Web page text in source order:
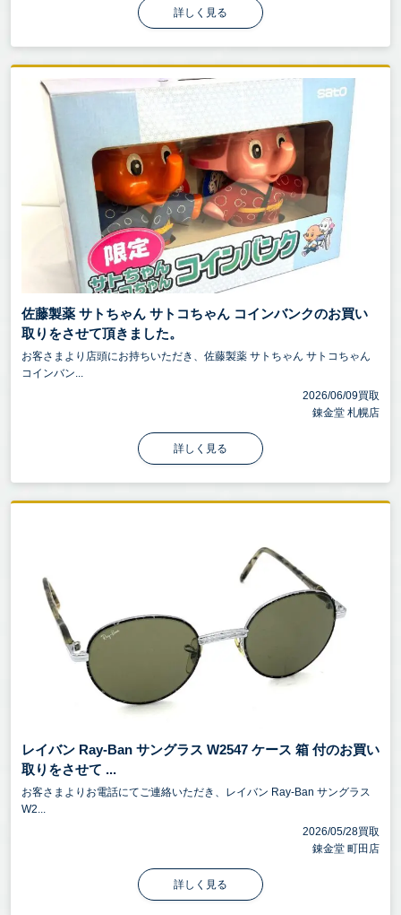
詳しく見る
佐藤製薬 サトちゃん サトコちゃん コインバンクのお買い
取りをさせて頂きました。
お客さまより店頭にお持ちいただき、佐藤製薬 サトちゃん サトコちゃん
コインバン...
2026/06/09買取
錬金堂 札幌店
詳しく見る
レイバン Ray-Ban サングラス W2547 ケース 箱 付のお買い
取りをさせて ...
お客さまよりお電話にてご連絡いただき、レイバン Ray-Ban サングラス
W2...
2026/05/28買取
錬金堂 町田店
詳しく見る